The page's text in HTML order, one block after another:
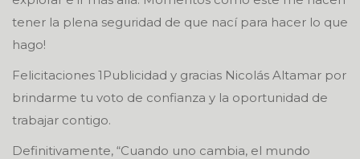
tener la plena seguridad de que nací para hacer lo que
hago!
Felicitaciones 1Publicidad y gracias Nicolás Altamar por
brindarme tu voto de confianza y la oportunidad de
trabajar contigo.
Definitivamente, “Cuando uno cambia, el mundo